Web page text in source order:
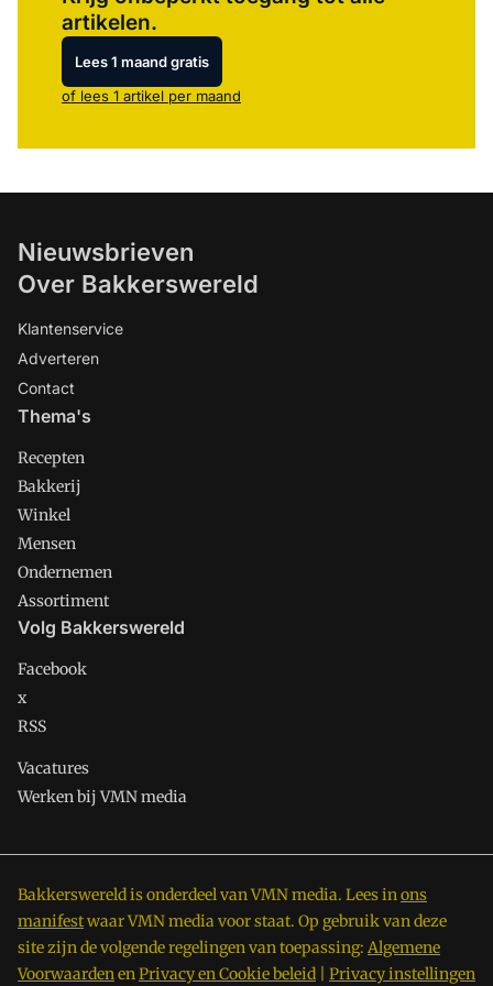
artikelen.
Lees 1 maand gratis
of lees 1 artikel per maand
Nieuwsbrieven
Over Bakkerswereld
Klantenservice
Adverteren
Contact
Thema's
Recepten
Bakkerij
Winkel
Mensen
Ondernemen
Assortiment
Volg Bakkerswereld
Facebook
x
RSS
Vacatures
Werken bij VMN media
Bakkerswereld is onderdeel van VMN media. Lees inons
manifestwaar VMN media voor staat. Op gebruik van deze
site zijn de volgende regelingen van toepassing: Algemene
VoorwaardenenPrivacy en Cookie beleid Privacy instellingen